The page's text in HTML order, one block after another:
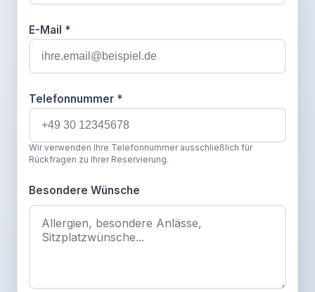
E-Mail *
Telefonnummer *
Wir verwenden Ihre Telefonnummer ausschließlich für
Rückfragen zu Ihrer Reservierung.
Besondere Wünsche